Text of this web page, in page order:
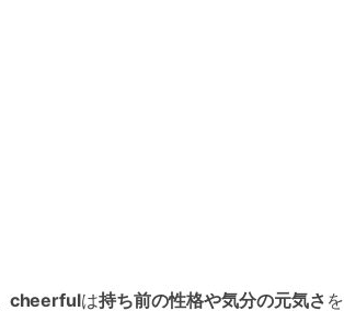
cheerfulは持ち前の性格や気分の元気さ を